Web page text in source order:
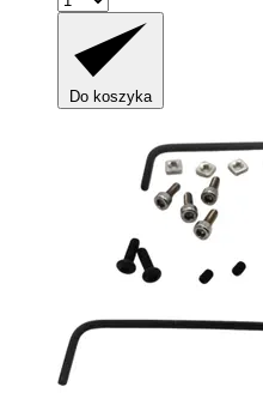
Do koszyka